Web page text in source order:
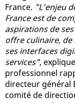
France. "L’enjeu
France est de
aspirations de
offre culinaire, de
ses interfaces
services",
professionnel
directeur général
comité de